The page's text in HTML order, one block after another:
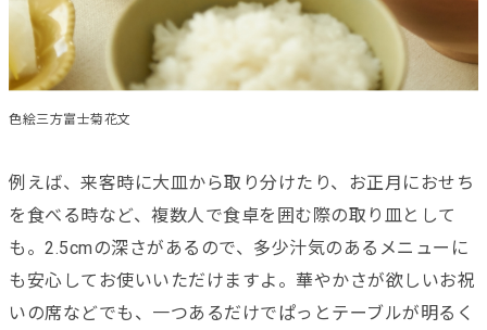
色絵三方富士菊花文
例えば、来客時に大皿から取り分けたり、お正月におせち
を食べる時など、複数人で食卓を囲む際の取り皿として
も。2.5cmの深さがあるので、多少汁気のあるメニューに
も安心してお使いいただけますよ。華やかさが欲しいお祝
いの席などでも、一つあるだけでぱっとテーブルが明るく